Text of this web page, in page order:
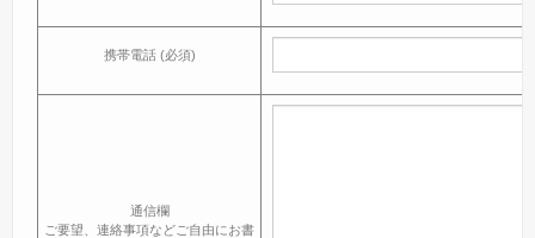
携帯電話 (必須)
通信欄
ご要望、連絡事項などご自由にお書